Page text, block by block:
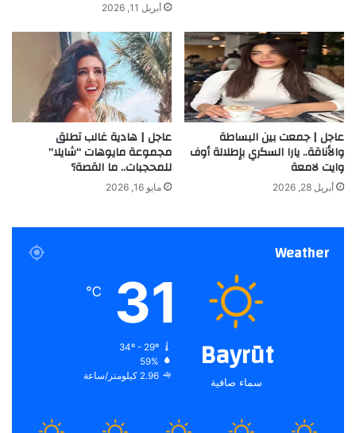
أبريل 11, 2026
عاجل | جمعت بين البساطة
والأناقة.. يارا السكري بإطلالة أوف
وايت لامعة
أبريل 28, 2026
عاجل | هادية غالب تطلق
مجموعة مايوهات “شايلا”
للمحجبات.. ما القصة؟
مايو 16, 2026
Weather
Bayrūt
سماء صافية
31
℃
34º - 29º
59%
2.96 كيلومتر/ساعة